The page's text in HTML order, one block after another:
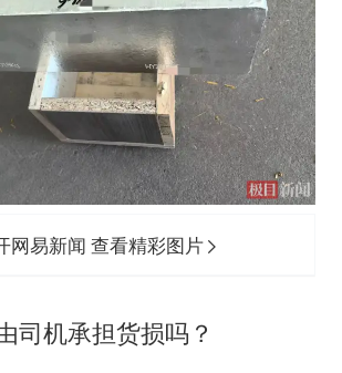
网易新闻 查看精彩图片
司机承担货损吗？